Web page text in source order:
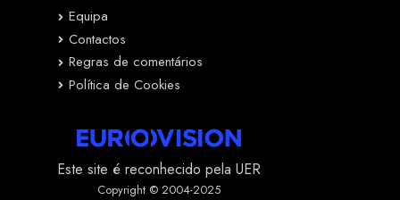
Equipa
Contactos
Regras de comentários
Política de Cookies
Este site é reconhecido pela UER
Copyright © 2004-2025